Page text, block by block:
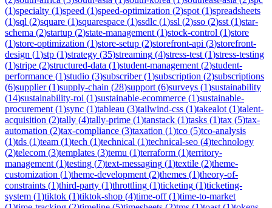
(1)specialty (1)speed (1)speed-optimization (2)spot (1)spreadsheets
(1)sql (2)square (1)squarespace (1)ssdlc (1)ssl (2)sso (2)sst (1)star-
schema (2)startup (2)state-management (1)stock-control (1)store
(1)store-optimization (1)store-setup (2)storefront-api (3)storefront-
design (1)stp (1)strategy (35)streaming (4)stress-test (1)stress-testing
(1)stripe (2)structured-data (1)student-management (2)student-
performance (1)studio (3)subscriber(1)subscription (2)subscriptions
(6)supplier(1)supply-chain (28)support (6)surveys (1)sustainability
(14)sustainability-roi (1)sustainable-ecommerce (1)sustainable-
procurement (1)sync (1)tableau (3)tailwind-css (1)takealot (1)talent-
acquisition (2)tally (4)tally-prime (1)tanstack (1)tasks (1)tax (5)tax-
automation (2)tax-compliance (3)taxation (1)tco (5)tco-analysis
(1)tds (1)team (1)tech (1)technical (1)technical-seo (4)technology
(2)telecom (3)templates (3)temu (1)terraform (1)territory-
management (1)testing (7)text-messaging (1)textile (2)theme-
customization (1)theme-development (2)themes (1)theory-of-
constraints (1)third-party (1)throttling (1)ticketing (1)ticketing-
system (1)tiktok (1)tiktok-shop (4)time-off(1)time-to-market